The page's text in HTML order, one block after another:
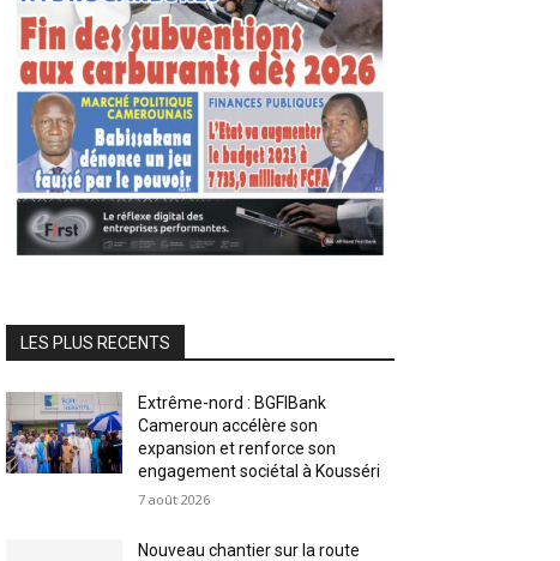
LES PLUS RECENTS
Extrême-nord : BGFIBank
Cameroun accélère son
expansion et renforce son
engagement sociétal à Kousséri
7 août 2026
Nouveau chantier sur la route